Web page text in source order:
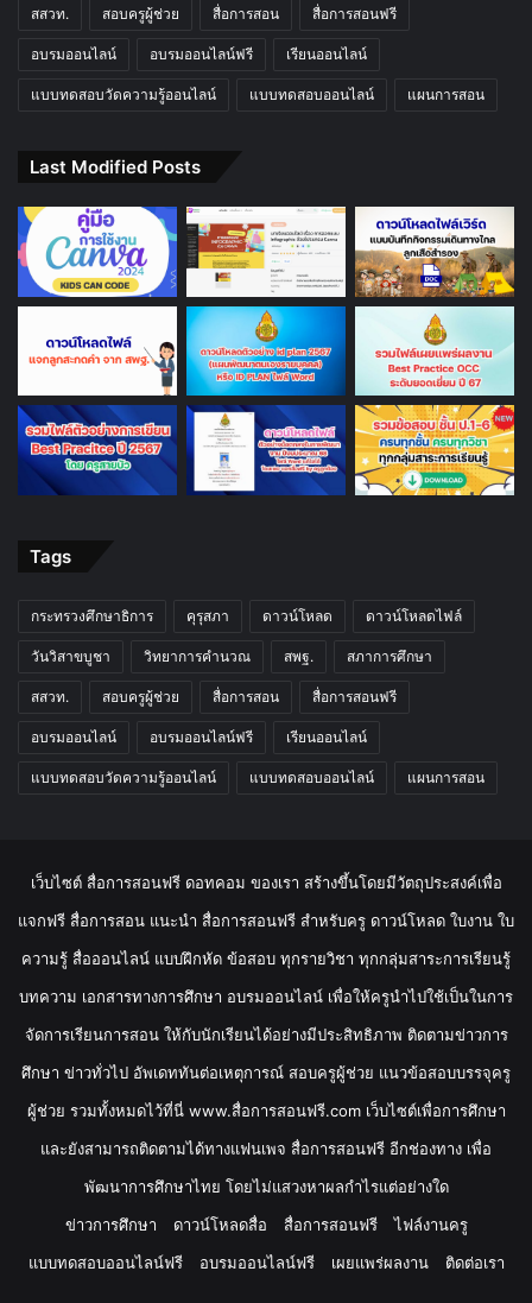
สสวท. สอบครูผู้ช่วย สื่อการสอน สื่อการสอนฟรี
อบรมออนไลน์ อบรมออนไลน์ฟรี เรียนออนไลน์
แบบทดสอบวัดความรู้ออนไลน์ แบบทดสอบออนไลน์ แผนการสอน
Last Modified Posts
Tags
กระทรวงศึกษาธิการ คุรุสภา ดาวน์โหลด ดาวน์โหลดไฟล์
วันวิสาขบูชา วิทยาการคำนวณ สพฐ. สภาการศึกษา
สสวท. สอบครูผู้ช่วย สื่อการสอน สื่อการสอนฟรี
อบรมออนไลน์ อบรมออนไลน์ฟรี เรียนออนไลน์
แบบทดสอบวัดความรู้ออนไลน์ แบบทดสอบออนไลน์ แผนการสอน
เว็บไซต์ สื่อการสอนฟรี ดอทคอม ของเรา สร้างขึ้นโดยมีวัตถุประสงค์เพื่อ
แจกฟรี สื่อการสอน แนะนำ สื่อการสอนฟรี สำหรับครู ดาวน์โหลด ใบงาน ใบ
ความรู้ สื่อออนไลน์ แบบฝึกหัด ข้อสอบ ทุกรายวิชา ทุกกลุ่มสาระการเรียนรู้
บทความ เอกสารทางการศึกษา อบรมออนไลน์ เพื่อให้ครูนำไปใช้เป็นในการ
จัดการเรียนการสอน ให้กับนักเรียนได้อย่างมีประสิทธิภาพ ติดตามข่าวการ
ศึกษา ข่าวทั่วไป อัพเดททันต่อเหตุการณ์ สอบครูผู้ช่วย แนวข้อสอบบรรจุครู
ผู้ช่วย รวมทั้งหมดไว้ที่นี่ www.สื่อการสอนฟรี.com เว็บไซต์เพื่อการศึกษา
และยังสามารถติดตามได้ทางแฟนเพจ สื่อการสอนฟรี อีกช่องทาง เพื่อ
พัฒนาการศึกษาไทย โดยไม่แสวงหาผลกำไรแต่อย่างใด
ข่าวการศึกษา
ดาวน์โหลดสื่อ สื่อการสอนฟรี
ไฟล์งานครู
แบบทดสอบออนไลน์ฟรี
อบรมออนไลน์ฟรี เผยแพร่ผลงาน ติดต่อเรา